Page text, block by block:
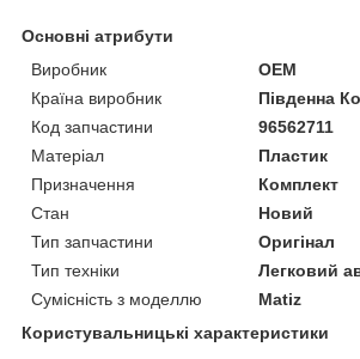
Основні атрибути
Виробник
OEM
Країна виробник
Південна
Код запчастини
96562711
Матеріал
Пластик
Призначення
Комплект
Стан
Новий
Тип запчастини
Оригінал
Тип техніки
Легковий
Сумісність з моделлю
Matiz
Користувальницькі характеристики